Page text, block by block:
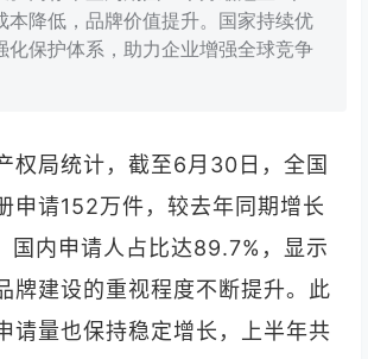
本降低，品牌价值提升。国家持续优
化保护体系，助力企业增强全球竞争
权局统计，截至6月30日，全国
申请152万件，较去年同期增长
国内申请人占比达89.7%，显示
牌建设的重视程度不断提升。此
请量也保持稳定增长，上半年共